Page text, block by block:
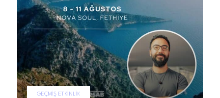
GEÇMIŞ ETKINLIK